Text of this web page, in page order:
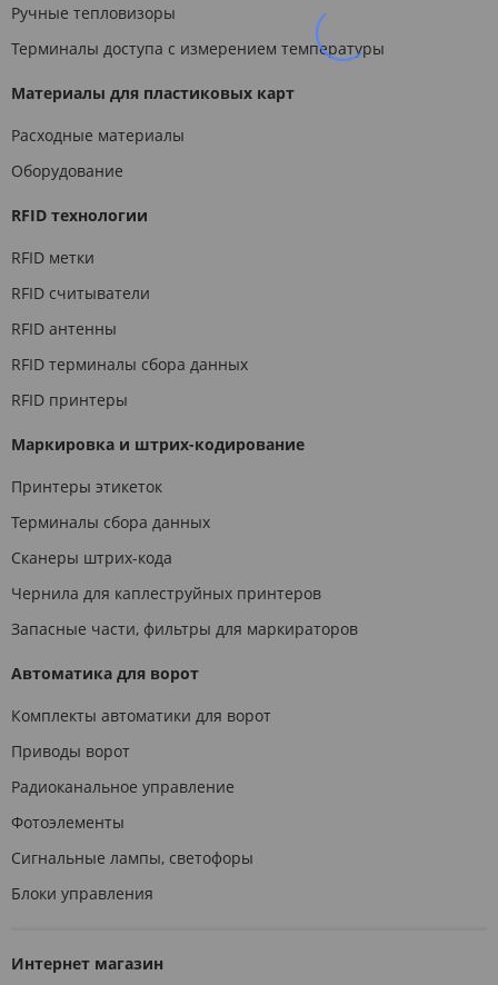
Ручные тепловизоры
Терминалы доступа с измерением температуры
Материалы для пластиковых карт
Расходные материалы
Оборудование
RFID технологии
RFID метки
RFID считыватели
RFID антенны
RFID терминалы сбора данных
RFID принтеры
Маркировка и штрих-кодирование
Принтеры этикеток
Терминалы сбора данных
Сканеры штрих-кода
Чернила для каплеструйных принтеров
Запасные части, фильтры для маркираторов
Автоматика для ворот
Комплекты автоматики для ворот
Приводы ворот
Радиоканальное управление
Фотоэлементы
Сигнальные лампы, светофоры
Блоки управления
Интернет магазин